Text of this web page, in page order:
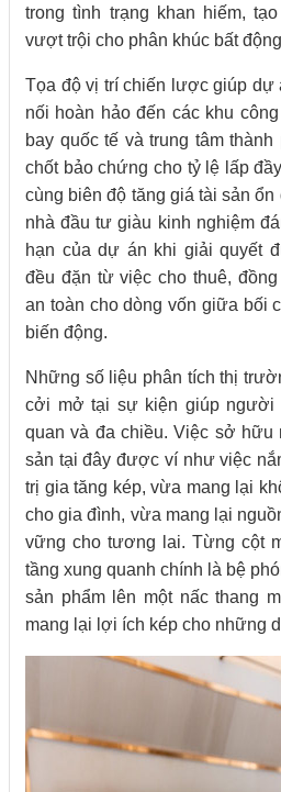
trong tình trạng khan hiếm,
vượt trội cho phân khúc bất
Tọa độ vị trí chiến lược giúp dự
nối hoàn hảo đến các khu
bay quốc tế và trung tâm
chốt bảo chứng cho tỷ lệ lấp
cùng biên độ tăng giá tài sản
nhà đầu tư giàu kinh nghiệm
hạn của dự án khi giải quyết
đều đặn từ việc cho thuê,
an toàn cho dòng vốn giữa bối
biến động.
Những số liệu phân tích thị
cởi mở tại sự kiện giúp người
quan và đa chiều. Việc sở hữu
sản tại đây được ví như việc
trị gia tăng kép, vừa mang lại
cho gia đình, vừa mang lại
vững cho tương lai. Từng cột
tầng xung quanh chính là bệ
sản phẩm lên một nấc thang
mang lại lợi ích kép cho những